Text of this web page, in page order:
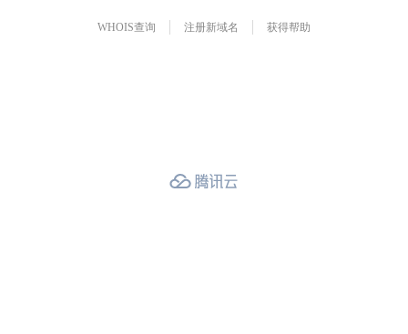
WHOIS查询 注册新域名 获得帮助